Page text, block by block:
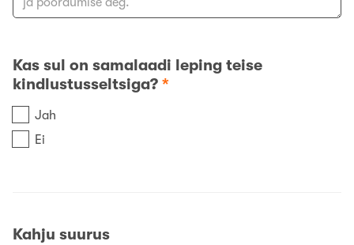
Kas sul on samalaadi leping teise
kindlustusseltsiga? *
Jah
Ei
Kahju suurus